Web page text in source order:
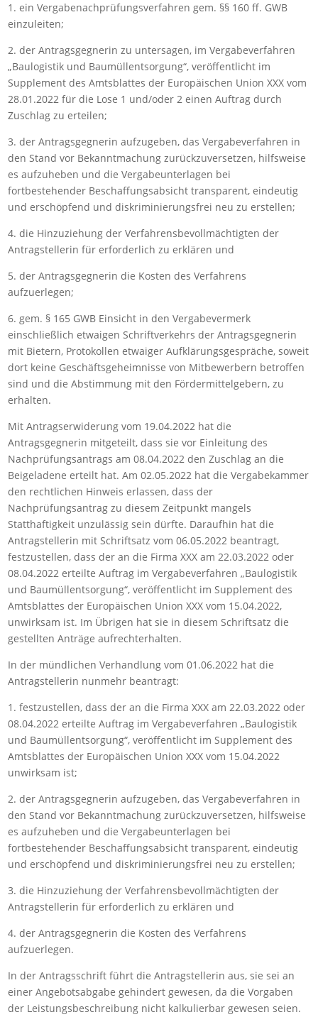
1. ein Vergabenachprüfungsverfahren gem. §§ 160 ff. GWB
einzuleiten;
2. der Antragsgegnerin zu untersagen, im Vergabeverfahren
„Baulogistik und Baumüllentsorgung“, veröffentlicht im
Supplement des Amtsblattes der Europäischen Union XXX vom
28.01.2022 für die Lose 1 und/oder 2 einen Auftrag durch
Zuschlag zu erteilen;
3. der Antragsgegnerin aufzugeben, das Vergabeverfahren in
den Stand vor Bekanntmachung zurückzuversetzen, hilfsweise
es aufzuheben und die Vergabeunterlagen bei
fortbestehender Beschaffungsabsicht transparent, eindeutig
und erschöpfend und diskriminierungsfrei neu zu erstellen;
4. die Hinzuziehung der Verfahrensbevollmächtigten der
Antragstellerin für erforderlich zu erklären und
5. der Antragsgegnerin die Kosten des Verfahrens
aufzuerlegen;
6. gem. § 165 GWB Einsicht in den Vergabevermerk
einschließlich etwaigen Schriftverkehrs der Antragsgegnerin
mit Bietern, Protokollen etwaiger Aufklärungsgespräche, soweit
dort keine Geschäftsgeheimnisse von Mitbewerbern betroffen
sind und die Abstimmung mit den Fördermittelgebern, zu
erhalten.
Mit Antragserwiderung vom 19.04.2022 hat die
Antragsgegnerin mitgeteilt, dass sie vor Einleitung des
Nachprüfungsantrags am 08.04.2022 den Zuschlag an die
Beigeladene erteilt hat. Am 02.05.2022 hat die Vergabekammer
den rechtlichen Hinweis erlassen, dass der
Nachprüfungsantrag zu diesem Zeitpunkt mangels
Statthaftigkeit unzulässig sein dürfte. Daraufhin hat die
Antragstellerin mit Schriftsatz vom 06.05.2022 beantragt,
festzustellen, dass der an die Firma XXX am 22.03.2022 oder
08.04.2022 erteilte Auftrag im Vergabeverfahren „Baulogistik
und Baumüllentsorgung“, veröffentlicht im Supplement des
Amtsblattes der Europäischen Union XXX vom 15.04.2022,
unwirksam ist. Im Übrigen hat sie in diesem Schriftsatz die
gestellten Anträge aufrechterhalten.
In der mündlichen Verhandlung vom 01.06.2022 hat die
Antragstellerin nunmehr beantragt:
1. festzustellen, dass der an die Firma XXX am 22.03.2022 oder
08.04.2022 erteilte Auftrag im Vergabeverfahren „Baulogistik
und Baumüllentsorgung“, veröffentlicht im Supplement des
Amtsblattes der Europäischen Union XXX vom 15.04.2022
unwirksam ist;
2. der Antragsgegnerin aufzugeben, das Vergabeverfahren in
den Stand vor Bekanntmachung zurückzuversetzen, hilfsweise
es aufzuheben und die Vergabeunterlagen bei
fortbestehender Beschaffungsabsicht transparent, eindeutig
und erschöpfend und diskriminierungsfrei neu zu erstellen;
3. die Hinzuziehung der Verfahrensbevollmächtigten der
Antragstellerin für erforderlich zu erklären und
4. der Antragsgegnerin die Kosten des Verfahrens
aufzuerlegen.
In der Antragsschrift führt die Antragstellerin aus, sie sei an
einer Angebotsabgabe gehindert gewesen, da die Vorgaben
der Leistungsbeschreibung nicht kalkulierbar gewesen seien.